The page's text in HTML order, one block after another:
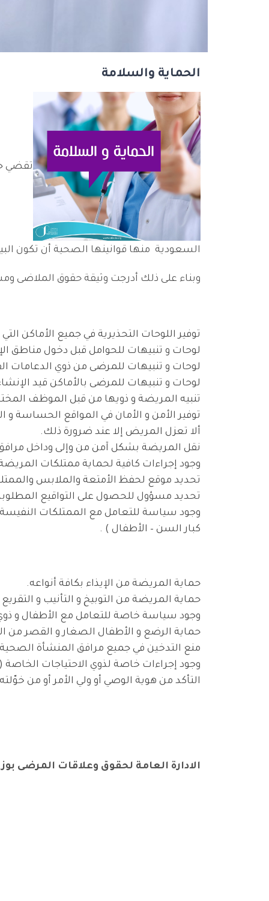
الحماية والسلامة
تقضي
السعودية منها قوانينها الصحية أن تكون
وبناء على ذلك أدرجت وثيقة حقوق الملاضى
توفير اللوحات التحذيرية في جميع الأماكن
لوحات و تنبيهات للحوامل قبل دخول مناطق
لوحات و تنبيهات للمرضى من ذوي الدعامات
لوحات و تنبيهات للمرضى بالأماكن قيد
تنبيه المريضة و ذويها من قبل الموظف
توفير الأمن و الأمان في المواقع الحساسة و
ألا تعزل المريض إلا عند ضرورة ذلك.
نقل المريضة بشكل آمن من وإلى وداخل
وجود إجراءات كافية لحماية ممتلكات
تحديد موقع لحفظ الأمتعة والملابس
تحديد مسؤول للحصول على التواقيع
وجود سياسة للتعامل مع الممتلكات
كبار السن – الأطفال ) .
حماية المريضة من الإيذاء بكافة أنواعه.
حماية المريضة من التوبيخ و التأنيب و
وجود سياسة خاصة للتعامل مع الأطفال و ذوي
حماية الرضع و الأطفال الصغار و القصر من
منع التدخين في جميع مرافق المنشأة
وجود إجراءات خاصة لذوي الاحتياجات
التأكد من هوية الوصي أو ولي الأمر أو من
الادارة العامة لحقوق وعلاقات المرضى